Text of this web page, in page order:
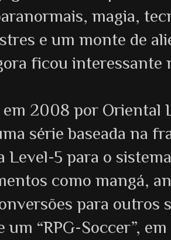
magia,
e um monte de
ficou interessante
em 2008 por Oriental
série baseada na
Level-5 para o
como mangá,
para outros
um “RPG-Soccer”,